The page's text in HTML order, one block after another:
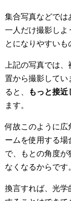
集合写真などでは
一人だけ撮影しよ
とになりやすいも
上記の写真では
置から撮影してい
ると、
もっと接
ます。
何故このように広
ームを使用する
で、もとの角度
なくなるからです
換言すれば、光学